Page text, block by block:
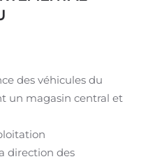
des véhicules du
un magasin central et
direction des